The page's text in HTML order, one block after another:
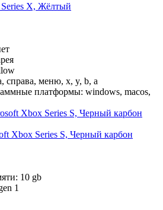
X, Жёлтый
справа, меню, x, y, b, a
платформы: windows, macos,
Xbox Series S, Черный карбон
10 gb
1